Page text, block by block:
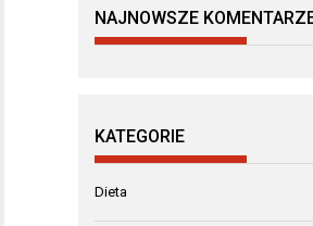
NAJNOWSZE
KATEGORIE
Dieta